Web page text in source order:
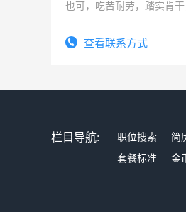
也可，吃苦耐劳，踏实肯
查看联系方式
栏目导航: 职位搜索 简
套餐标准
金